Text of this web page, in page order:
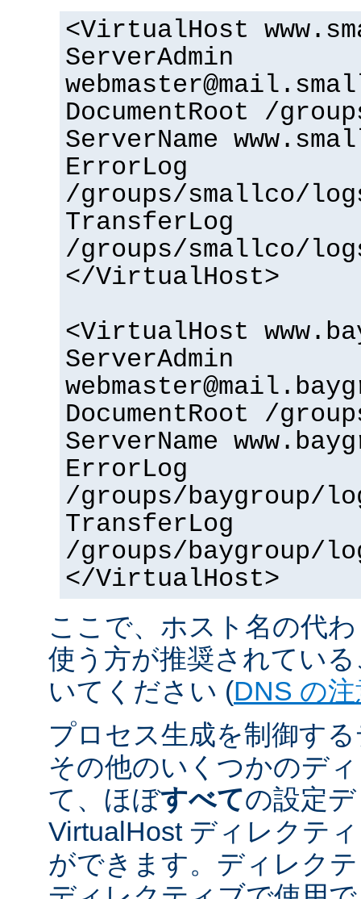
<VirtualHost
ServerAdmin
DocumentRoot /
ServerName
ErrorLog
/groups/smallco/
TransferLog
/groups/smallco/
</VirtualHost>
<VirtualHost
ServerAdmin
DocumentRoot /
ServerName
ErrorLog
/groups/baygroup/
TransferLog
/groups/baygroup/
</VirtualHost>
ここで、ホスト名の代
使う方が推奨されてい
いてください (DNS の
プロセス生成を制御す
その他のいくつかのデ
て、ほぼすべての設定
VirtualHost ディレクテ
ができます。ディレク